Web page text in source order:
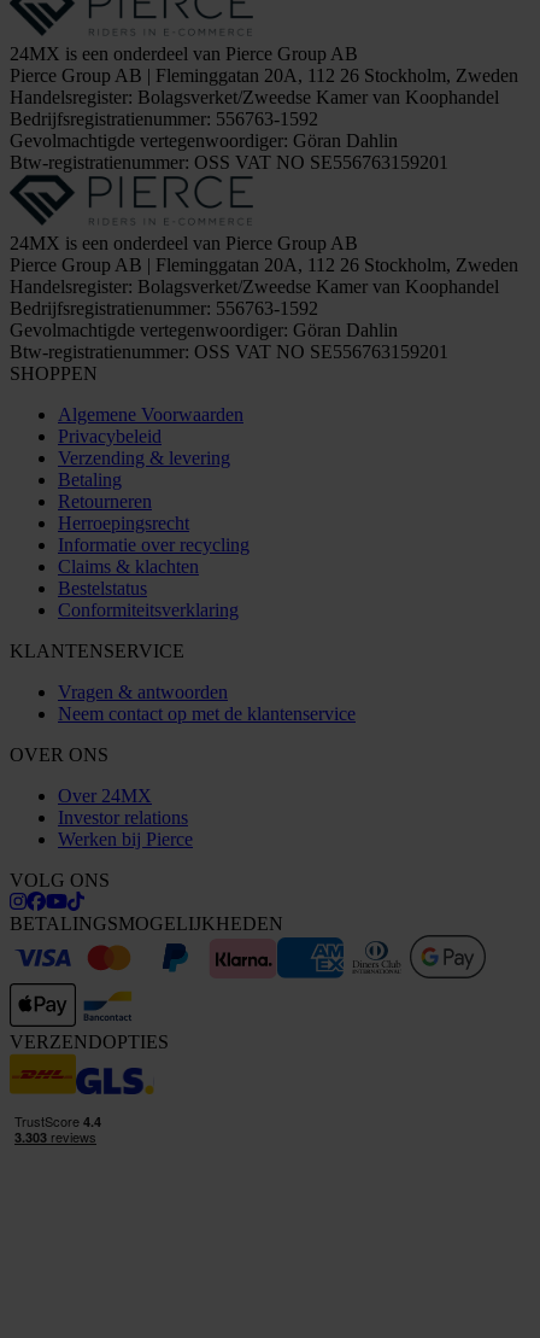
24MX is een onderdeel van Pierce Group AB
Pierce Group AB | Fleminggatan 20A, 112 26 Stockholm, Zweden
Handelsregister: Bolagsverket/Zweedse Kamer van Koophandel
Bedrijfsregistratienummer: 556763-1592
Gevolmachtigde vertegenwoordiger: Göran Dahlin
Btw-registratienummer: OSS VAT NO SE556763159201
24MX is een onderdeel van Pierce Group AB
Pierce Group AB | Fleminggatan 20A, 112 26 Stockholm, Zweden
Handelsregister: Bolagsverket/Zweedse Kamer van Koophandel
Bedrijfsregistratienummer: 556763-1592
Gevolmachtigde vertegenwoordiger: Göran Dahlin
Btw-registratienummer: OSS VAT NO SE556763159201
SHOPPEN
Algemene Voorwaarden
Privacybeleid
Verzending & levering
Betaling
Retourneren
Herroepingsrecht
Informatie over recycling
Claims & klachten
Bestelstatus
Conformiteitsverklaring
KLANTENSERVICE
Vragen & antwoorden
Neem contact op met de klantenservice
OVER ONS
Over 24MX
Investor relations
Werken bij Pierce
VOLG ONS
BETALINGSMOGELIJKHEDEN
VERZENDOPTIES